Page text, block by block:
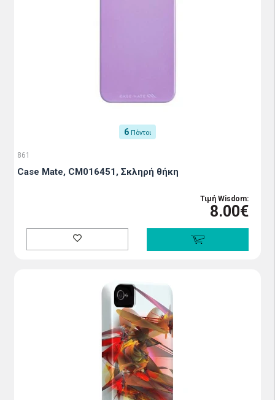
6 Πόντοι
861
Case Mate, CM016451, Σκληρή θήκη
Τιμή Wisdom:
8.00€